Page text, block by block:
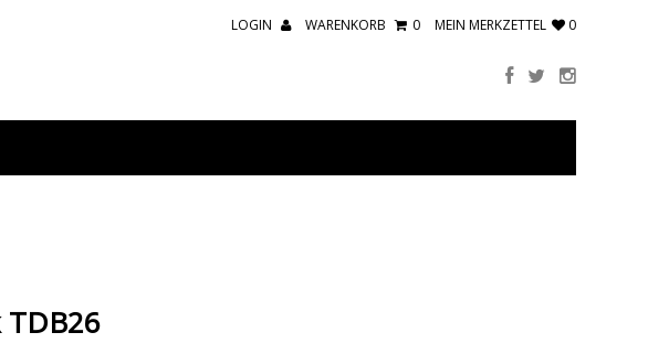
LOGIN WARENKORB 0 MEIN MERKZETTEL 0